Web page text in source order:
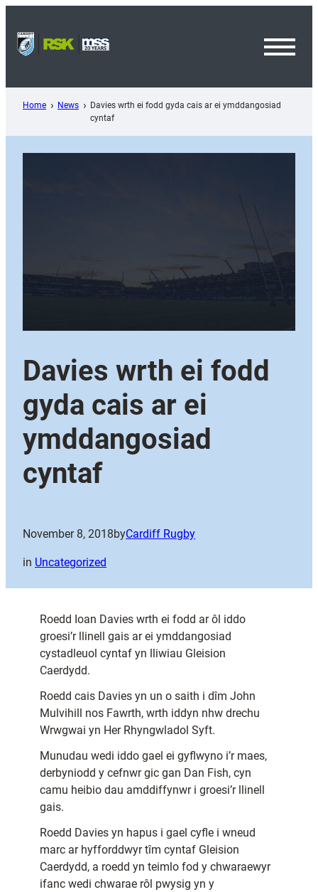
content
Home News
Davies wrth ei fodd gyda cais ar ei ymddangosiad
cyntaf
Davies wrth ei fodd
gyda cais ar ei
ymddangosiad
cyntaf
November 8, 2018byCardiff Rugby
in Uncategorized
Roedd Ioan Davies wrth ei fodd ar ôl iddo
groesi’r llinell gais ar ei ymddangosiad
cystadleuol cyntaf yn lliwiau Gleision
Caerdydd.
Roedd cais Davies yn un o saith i dîm John
Mulvihill nos Fawrth, wrth iddyn nhw drechu
Wrwgwai yn Her Rhyngwladol Syft.
Munudau wedi iddo gael ei gyflwyno i’r maes,
derbyniodd y cefnwr gic gan Dan Fish, cyn
camu heibio dau amddiffynwr i groesi’r llinell
gais.
Roedd Davies yn hapus i gael cyfle i wneud
marc ar hyfforddwyr tîm cyntaf Gleision
Caerdydd, a roedd yn teimlo fod y chwaraewyr
ifanc wedi chwarae rôl pwysig yn y